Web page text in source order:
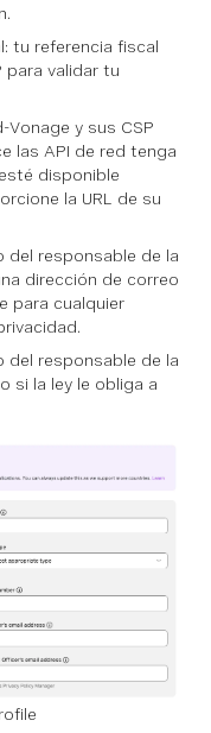
tu referencia fiscal
para validar tu
Vonage y sus CSP
las API de red tenga
disponible
la URL de su
del responsable de la
dirección de correo
para cualquier
del responsable de la
si la ley le obliga a